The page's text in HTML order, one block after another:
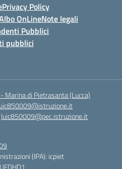
Privacy Policy
OnLineNote legali
Pubblici
pubblici
Marina di Pietrasanta (Lucca)
luic850009@pec.istruzione.it
(IPA): icpiet